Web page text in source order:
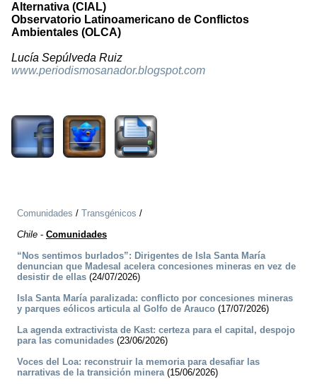
Alternativa (CIAL)
Observatorio Latinoamericano de Conflictos
Ambientales (OLCA)
Lucía Sepúlveda Ruiz
www.periodismosanador.blogspot.com
Comunidades / Transgénicos /
Chile - Comunidades
“Nos sentimos burlados”: Dirigentes de Isla Santa María
denuncian que Madesal acelera concesiones mineras en vez de
desistir de ellas (24/07/2026)
Isla Santa María paralizada: conflicto por concesiones mineras
y parques eólicos articula al Golfo de Arauco (17/07/2026)
La agenda extractivista de Kast: certeza para el capital, despojo
para las comunidades (23/06/2026)
Voces del Loa: reconstruir la memoria para desafiar las
narrativas de la transición minera(15/06/2026)